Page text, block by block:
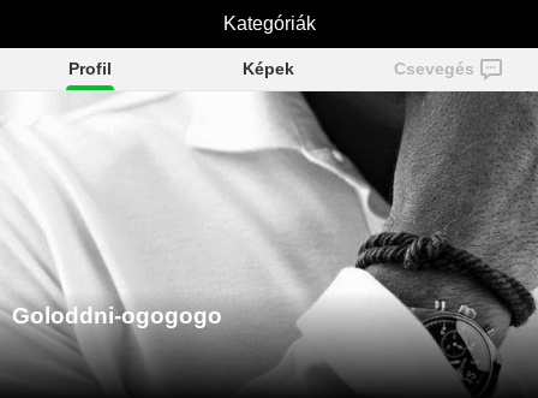
Goloddni-ogogogo
Profil Képek Csevegés
Goloddni-ogogogo
Kategóriák